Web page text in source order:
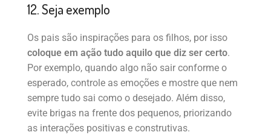
12. Seja exemplo
Os pais são inspirações para os filhos, por isso
coloque em ação tudo aquilo que diz ser certo.
Por exemplo, quando algo não sair conforme o
esperado, controle as emoções e mostre que nem
sempre tudo sai como o desejado. Além disso,
evite brigas na frente dos pequenos, priorizando
as interações positivas e construtivas.